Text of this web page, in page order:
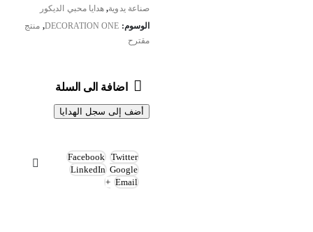
صناعة يدوية, هدايا محبي الديكور
الوسوم: DECORATION ONE
, منتج
مقترح
اضافة الى السلة
أضف إلى سجل الهدايا
Facebook
Twitter
LinkedIn Google
+ Email